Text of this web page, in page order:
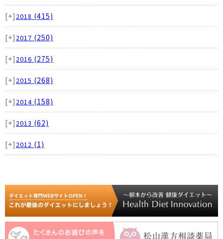
[+] 2018 (415)
[+] 2017 (250)
[+] 2016 (275)
[+] 2015 (268)
[+] 2014 (158)
[+] 2013 (62)
[+] 2012 (1)